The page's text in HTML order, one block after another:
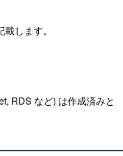
します。
RDS など) は作成済みと